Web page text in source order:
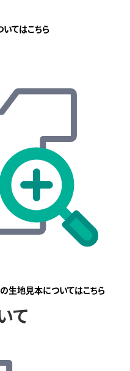
てはこちら
生地見本についてはこちら
て